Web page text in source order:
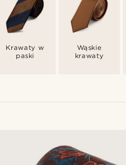
Krawaty w
paski
Wąskie
krawaty